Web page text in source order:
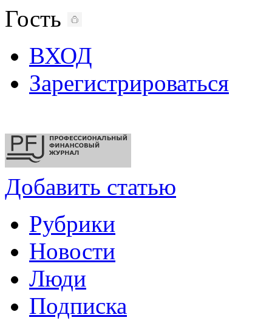
Гость
ВХОД
Зарегистрироваться
Добавить статью
Рубрики
Новости
Люди
Подписка